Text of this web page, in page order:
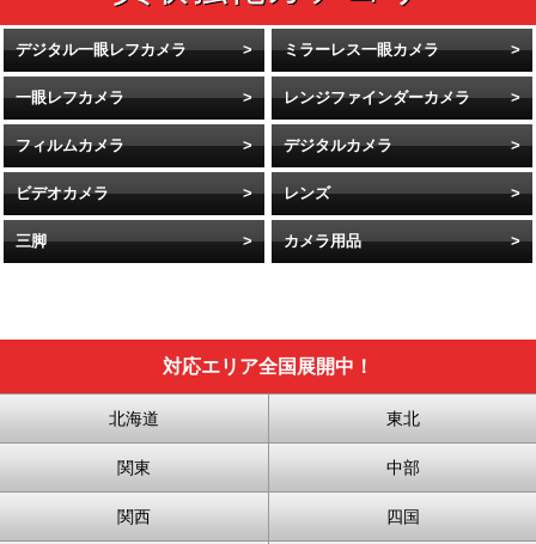
デジタル一眼レフカメラ ミラーレス一眼カメラ
一眼レフカメラ レンジファインダーカメラ
フィルムカメラ デジタルカメラ
ビデオカメラ レンズ
三脚 カメラ用品
対応エリア全国展開中！
北海道 東北
関東 中部
関西 四国